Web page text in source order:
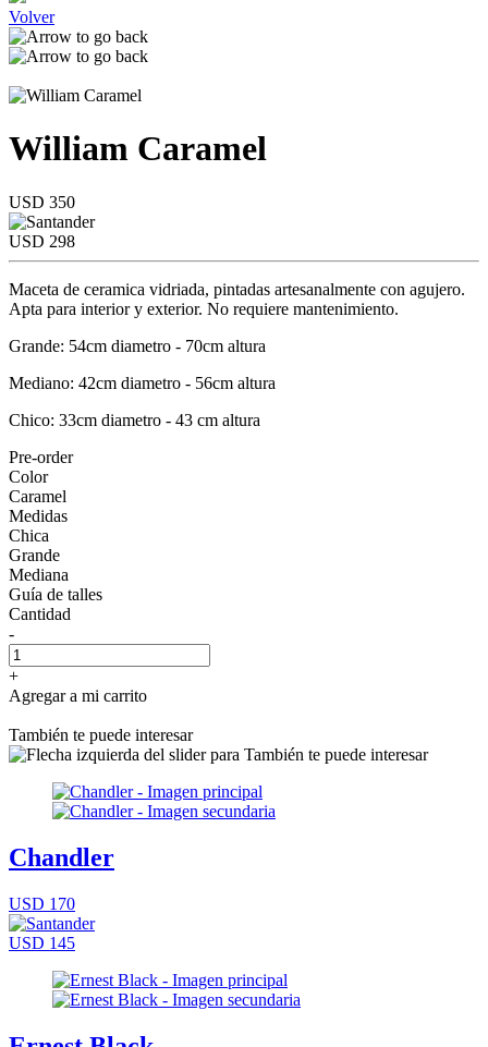
Volver
William Caramel
USD 350
USD 298
Maceta de ceramica vidriada, pintadas artesanalmente con agujero.
Apta para interior y exterior. No requiere mantenimiento.
Grande: 54cm diametro - 70cm altura
Mediano: 42cm diametro - 56cm altura
Chico: 33cm diametro - 43 cm altura
Pre-order
Color
Caramel
Medidas
Chica
Grande
Mediana
Guía de talles
Cantidad
-
+
Agregar a mi carrito
También te puede interesar
Chandler
USD 170
USD 145